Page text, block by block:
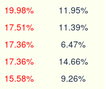
19.98% 11.95%
17.51% 11.39%
17.36% 6.47%
17.36% 14.66%
15.58% 9.26%